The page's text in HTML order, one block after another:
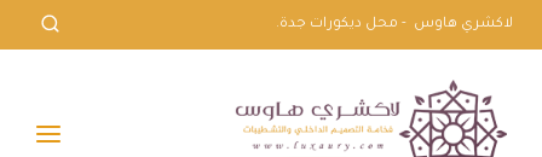
التجاوز
إلى
المحتوى
لاكشري هاوس - محل ديكورات جدة.